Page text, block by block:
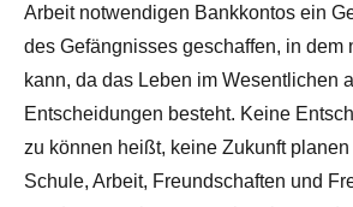
Arbeit notwendigen Bankkontos ein
des Gefängnisses geschaffen, in dem
kann, da das Leben im Wesentlichen
Entscheidungen besteht. Keine
zu können heißt, keine Zukunft
Schule, Arbeit, Freundschaften und